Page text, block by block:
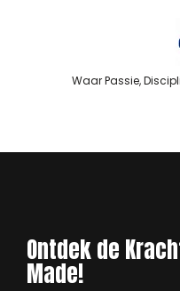
Waar Passie,
Ontdek de
Made!